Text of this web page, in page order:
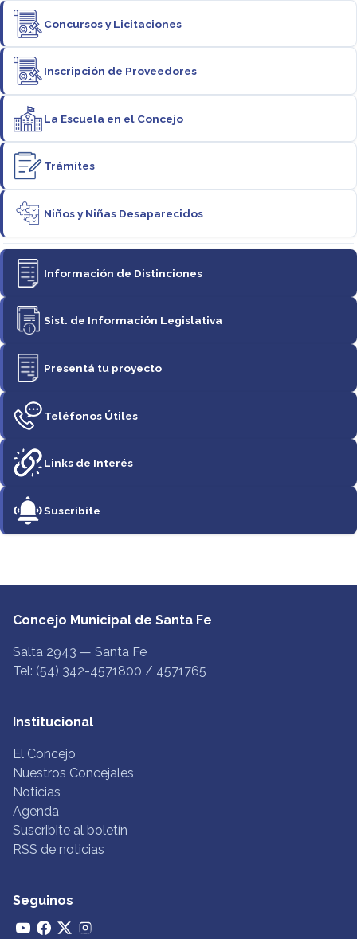
Concursos y Licitaciones
Inscripción de Proveedores
La Escuela en el Concejo
Trámites
Niños y Niñas Desaparecidos
Información de Distinciones
Sist. de Información Legislativa
Presentá tu proyecto
Teléfonos Útiles
Links de Interés
Suscribite
Concejo Municipal de Santa Fe
Salta 2943 — Santa Fe
Tel: (54) 342-4571800 / 4571765
Institucional
El Concejo
Nuestros Concejales
Noticias
Agenda
Suscribite al boletín
RSS de noticias
Seguinos